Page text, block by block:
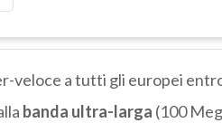
veloce a tutti gli europei
banda ultra-larga (100